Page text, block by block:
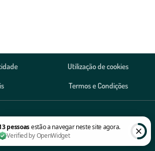
Utilização de cookies
Termos e Condições
Alves, Agência Funerária Lda. Todos os direitos
reservados